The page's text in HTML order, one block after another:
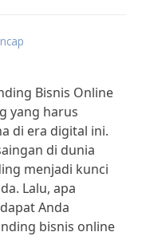
Bisnis Online
yang harus
di era digital ini.
di dunia
menjadi kunci
Lalu, apa
Anda
bisnis online